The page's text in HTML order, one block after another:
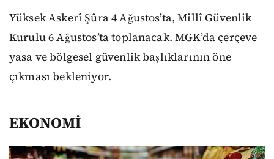
Yüksek Askerî Şûra 4 Ağustos’ta, Millî Güvenlik
Kurulu 6 Ağustos’ta toplanacak. MGK’da çerçeve
yasa ve bölgesel güvenlik başlıklarının öne
çıkması bekleniyor.
EKONOMİ